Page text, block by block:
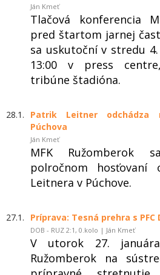
Ján Kmeť
Tlačová konferencia
pred štartom jarnej
sa uskutoční v stredu
13:00 v press
tribúne štadióna.
28.1.
Patrik Leitner odchádza
Púchova
Ján Kmeť
MFK Ružomberok
polročnom hosťovaní
Leitnera v Púchove.
27.1. Príprava: Tesná prehra s PFC
DOB - RUZ 2:1, 0.kolo | Ján Kmeť
V utorok 27.
Ružomberok na